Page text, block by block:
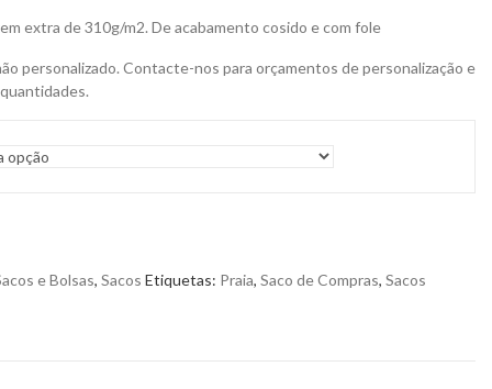
extra de 310g/m2. De acabamento cosido e com fole
personalizado. Contacte-nos para orçamentos de personalização e
e Bolsas, Sacos Etiquetas: Praia, Saco de Compras, Sacos